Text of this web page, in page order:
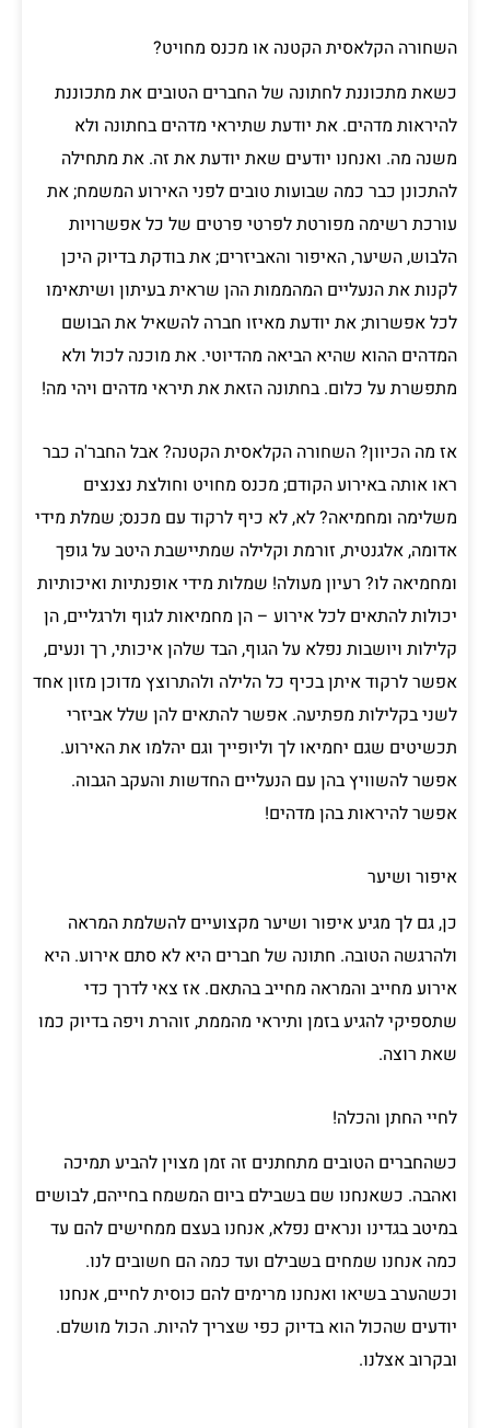
השחורה הקלאסית הקטנה או מכנס מחויט?
כשאת מתכוננת לחתונה של החברים הטובים את מתכוננת
להיראות מדהים. את יודעת שתיראי מדהים בחתונה ולא
משנה מה. ואנחנו יודעים שאת יודעת את זה. את מתחילה
להתכונן כבר כמה שבועות טובים לפני האירוע המשמח; את
עורכת רשימה מפורטת לפרטי פרטים של כל אפשרויות
הלבוש, השיער, האיפור והאביזרים; את בודקת בדיוק היכן
לקנות את הנעליים המהממות ההן שראית בעיתון ושיתאימו
לכל אפשרות; את יודעת מאיזו חברה להשאיל את הבושם
המדהים ההוא שהיא הביאה מהדיוטי. את מוכנה לכול ולא
מתפשרת על כלום. בחתונה הזאת את תיראי מדהים ויהי מה!
אז מה הכיוון? השחורה הקלאסית הקטנה? אבל החבר'ה כבר
ראו אותה באירוע הקודם; מכנס מחויט וחולצת נצנצים
משלימה ומחמיאה? לא, לא כיף לרקוד עם מכנס; שמלת מידי
אדומה, אלגנטית, זורמת וקלילה שמתיישבת היטב על גופך
ומחמיאה לו? רעיון מעולה! שמלות מידי אופנתיות ואיכותיות
יכולות להתאים לכל אירוע – הן מחמיאות לגוף ולרגליים, הן
קלילות ויושבות נפלא על הגוף, הבד שלהן איכותי, רך ונעים,
אפשר לרקוד איתן בכיף כל הלילה ולהתרוצץ מדוכן מזון אחד
לשני בקלילות מפתיעה. אפשר להתאים להן שלל אביזרי
תכשיטים שגם יחמיאו לך וליופייך וגם יהלמו את האירוע.
אפשר להשוויץ בהן עם הנעליים החדשות והעקב הגבוה.
אפשר להיראות בהן מדהים!
איפור ושיער
כן, גם לך מגיע איפור ושיער מקצועיים להשלמת המראה
ולהרגשה הטובה. חתונה של חברים היא לא סתם אירוע. היא
אירוע מחייב והמראה מחייב בהתאם. אז צאי לדרך כדי
שתספיקי להגיע בזמן ותיראי מהממת, זוהרת ויפה בדיוק כמו
שאת רוצה.
לחיי החתן והכלה!
כשהחברים הטובים מתחתנים זה זמן מצוין להביע תמיכה
ואהבה. כשאנחנו שם בשבילם ביום המשמח בחייהם, לבושים
במיטב בגדינו ונראים נפלא, אנחנו בעצם ממחישים להם עד
כמה אנחנו שמחים בשבילם ועד כמה הם חשובים לנו.
וכשהערב בשיאו ואנחנו מרימים להם כוסית לחיים, אנחנו
יודעים שהכול הוא בדיוק כפי שצריך להיות. הכול מושלם.
ובקרוב אצלנו.